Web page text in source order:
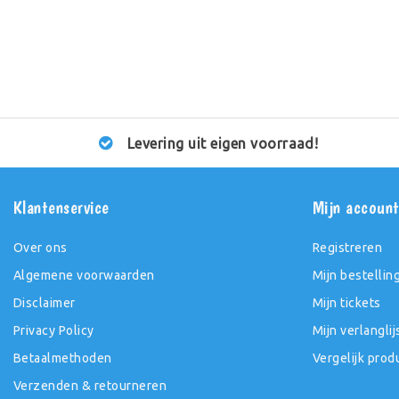
Levering uit eigen voorraad!
Klantenservice
Over ons
Algemene voorwaarden
Disclaimer
Privacy Policy
Betaalmethoden
Verzenden & retourneren
Mijn account
Registreren
Mijn
Mijn tickets
Mijn
Vergelijk